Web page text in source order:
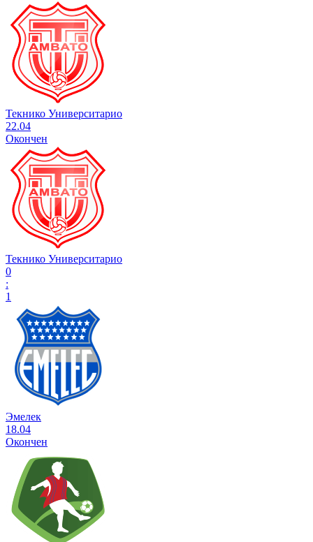
Текнико Университарио
22.04
Окончен
Текнико Университарио
0
:
1
Эмелек
18.04
Окончен